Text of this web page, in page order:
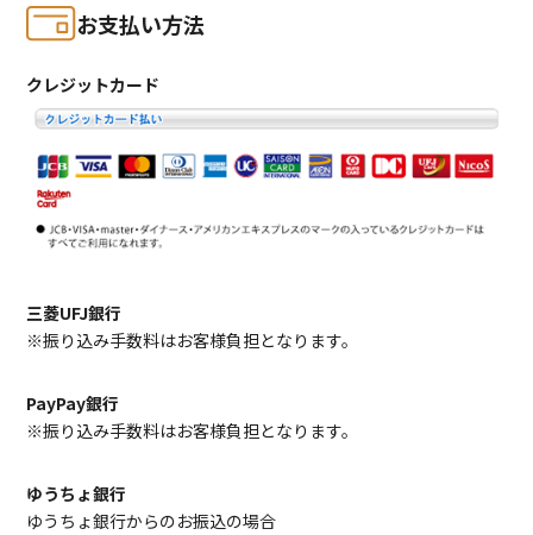
お支払い方法
クレジットカード
三菱UFJ銀行
※振り込み手数料はお客様負担となります。
PayPay銀行
※振り込み手数料はお客様負担となります。
ゆうちょ銀行
ゆうちょ銀行からのお振込の場合